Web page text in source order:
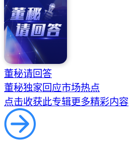
董秘请回答
董秘独家回应市场热点
点击收获此专辑更多精彩内容